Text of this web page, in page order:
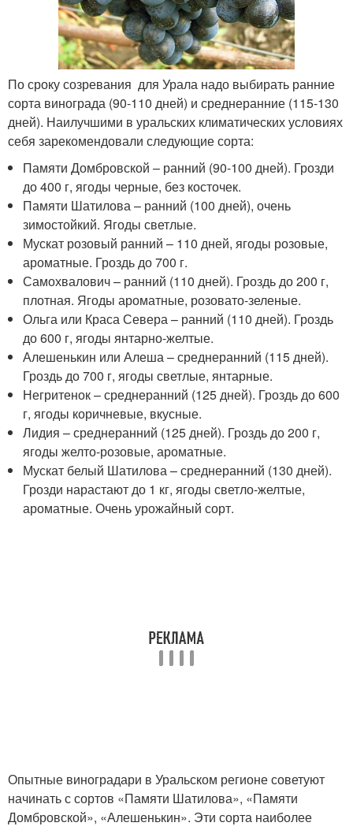
По сроку созревания для Урала надо выбирать ранние
сорта винограда (90-110 дней) и среднеранние (115-130
дней). Наилучшими в уральских климатических условиях
себя зарекомендовали следующие сорта:
Памяти Домбровской – ранний (90-100 дней). Грозди
до 400 г, ягоды черные, без косточек.
Памяти Шатилова – ранний (100 дней), очень
зимостойкий. Ягоды светлые.
Мускат розовый ранний – 110 дней, ягоды розовые,
ароматные. Гроздь до 700 г.
Самохвалович – ранний (110 дней). Гроздь до 200 г,
плотная. Ягоды ароматные, розовато-зеленые.
Ольга или Краса Севера – ранний (110 дней). Гроздь
до 600 г, ягоды янтарно-желтые.
Алешенькин или Алеша – среднеранний (115 дней).
Гроздь до 700 г, ягоды светлые, янтарные.
Негритенок – среднеранний (125 дней). Гроздь до 600
г, ягоды коричневые, вкусные.
Лидия – среднеранний (125 дней). Гроздь до 200 г,
ягоды желто-розовые, ароматные.
Мускат белый Шатилова – среднеранний (130 дней).
Грозди нарастают до 1 кг, ягоды светло-желтые,
ароматные. Очень урожайный сорт.
Опытные виноградари в Уральском регионе советуют
начинать с сортов «Памяти Шатилова», «Памяти
Домбровской», «Алешенькин». Эти сорта наиболее